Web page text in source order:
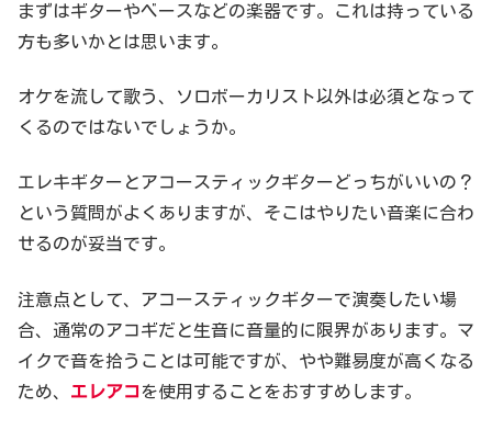
まずはギターやベースなどの楽器です。これは持っている
方も多いかとは思います。
オケを流して歌う、ソロボーカリスト以外は必須となって
くるのではないでしょうか。
エレキギターとアコースティックギターどっちがいいの？
という質問がよくありますが、そこはやりたい音楽に合わ
せるのが妥当です。
注意点として、アコースティックギターで演奏したい場
合、通常のアコギだと生音に音量的に限界があります。マ
イクで音を拾うことは可能ですが、やや難易度が高くなる
ため、 エレアコを使用することをおすすめします。